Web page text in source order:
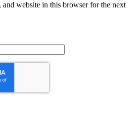
and website in this browser for the next